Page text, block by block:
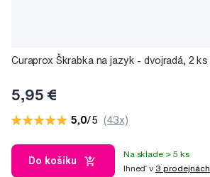
Curaprox Škrabka na jazyk - dvojradá, 2 ks
5,95 €
5,0/5 (43x)
Do košíku
Na sklade > 5 ks
Ihneď v 3 prodejnách